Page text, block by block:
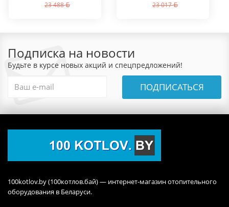
23 488 23 017
Подписка на новости
Будьте в курсе новых акций и спецпредложений!
ПОДПИСАТЬСЯ
100kotlov.by (100котлов.бай) — интернет-магазин отопительного
оборудования в Беларуси.